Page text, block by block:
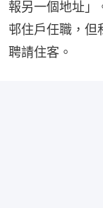
報另一個地址」
邨住戶任職，但
聘請住客。